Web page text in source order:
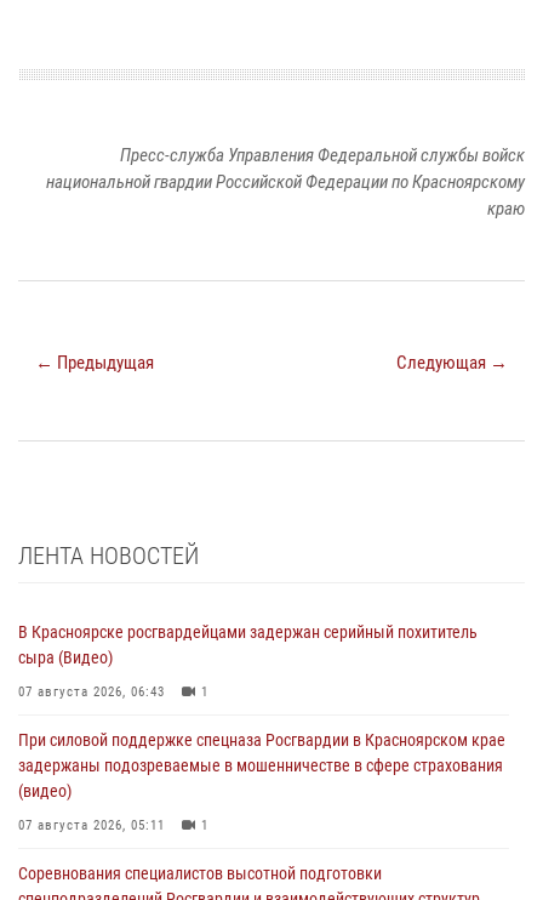
Пресс-служба Управления Федеральной службы войск
национальной гвардии Российской Федерации по Красноярскому
краю
← Предыдущая Следующая →
ЛЕНТА НОВОСТЕЙ
В Красноярске росгвардейцами задержан серийный похититель
сыра (Видео)
07 августа 2026, 06:43 1
При силовой поддержке спецназа Росгвардии в Красноярском крае
задержаны подозреваемые в мошенничестве в сфере страхования
(видео)
07 августа 2026, 05:11 1
Соревнования специалистов высотной подготовки